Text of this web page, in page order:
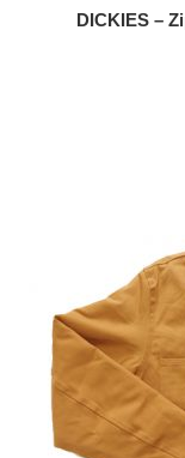
DICKIES –